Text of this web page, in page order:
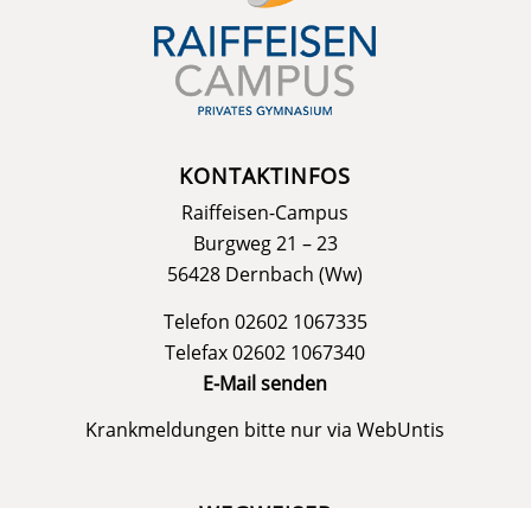
KONTAKTINFOS
Raiffeisen-Campus
Burgweg 21 – 23
56428 Dernbach (Ww)
Telefon 02602 1067335
Telefax 02602 1067340
E-Mail senden
Krankmeldungen bitte nur viaWebUntis